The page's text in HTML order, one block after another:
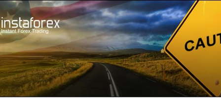
ngay lập tức Tải nền tảng giao dịch Metatrader
người mới bắt
đầu
Dành cho nhà đầu
tư
Dành cho đối tác Các